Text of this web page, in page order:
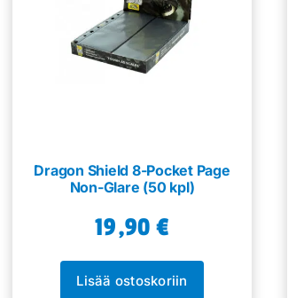
Dragon Shield 8-Pocket Page
Non-Glare (50 kpl)
19,90 €
Lisää ostoskoriin